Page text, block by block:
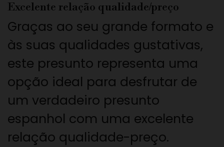
Excelente relação qualidade/preço
Graças ao seu grande formato e
às suas qualidades gustativas,
este presunto representa uma
opção ideal para desfrutar de
um verdadeiro presunto
espanhol com uma excelente
relação qualidade-preço.